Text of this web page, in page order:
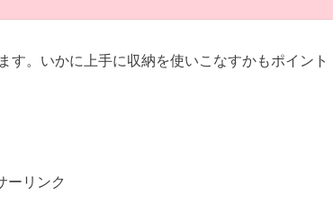
。いかに上手に収納を使いこなすかもポイント
ーリンク